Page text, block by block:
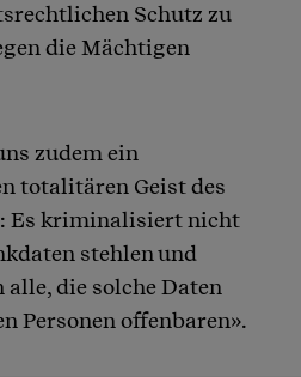
Schutz zu
die Mächtigen
zudem ein
totalitären Geist des
Es kriminalisiert nicht
stehlen und
die solche Daten
Personen offenbaren».